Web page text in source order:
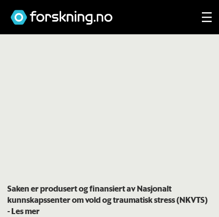
Saken er produsert og finansiert av Nasjonalt
kunnskapssenter om vold og traumatisk stress (NKVTS)
- Les mer